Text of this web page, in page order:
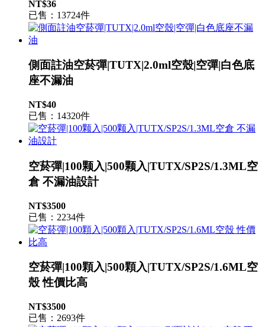
NT$36
已售：13724件
側面註油空菸彈|TUTX|2.0ml空殼|空彈|白色底
座不漏油
NT$40
已售：14320件
空菸彈|100颗入|500颗入|TUTX/SP2S/1.3ML空
倉 不漏油設計
NT$3500
已售：2234件
空菸彈|100顆入|500顆入|TUTX/SP2S/1.6ML空
殼 性價比高
NT$3500
已售：2693件